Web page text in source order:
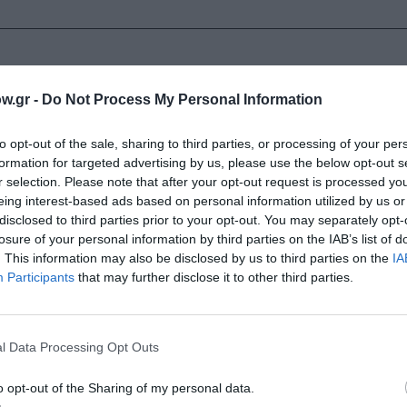
- Do Not Process My Personal Information
opt-out of the sale, sharing to third parties, or processing of your
for targeted advertising by us, please use the below opt-out
selection. Please note that after your opt-out request is processed
interest-based ads based on personal information utilized by us
to third parties prior to your opt-out. You may separately
of your personal information by third parties on the IAB’s list of
This information may also be disclosed by us to third parties on the
Participants that may further disclose it to other third parties.
Data Processing Opt Outs
opt-out of the Sharing of my personal data.
κοντά στο έργο που στήνει γιατί έτσι μπορεί και
να παρακολουθήσει. Κατά μία έννοια είναι ένας είδος
ακόμα και η υποψία της ύπαρξης κάποιας
βρήκαν ο Τζακ και ο Γουίν έχει τη σημασία του.
για λόγους επιβίωσης και η σκηνή αυτή είναι ίσως
λεπτομέρεια που δεν μπορούμε παρά να λυπηθούμε
σε δεύτερο χρόνο βάζουμε τους εαυτούς μας στη
μια γυναίκα, η οποία ειρήσθω εν παρόδω βρίσκεται
της.
σαν λάβα μέσα σε ηφαίστειο και ν’απλώνεται σε ροζ και
τέτοια χρώματα. Τρομερά απόμακρο και σιωπηλό, σαν τον
τουλάχιστον»
στιγμές μοναδικής γοητείας διότι όταν γράφεις για
η μόνη διέξοδος, είναι μια κάποια λύτρωση, αυτό